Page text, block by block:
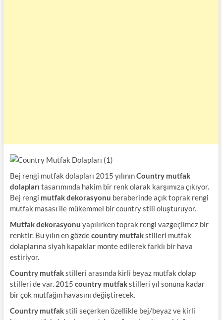
Bej rengi mutfak dolapları 2015 yılınınCountry mutfak
dolapları tasarımında hakim bir renk olarak karşımıza çıkıyor.
Bej rengi mutfak dekorasyonu beraberinde açık toprak rengi
mutfak masası ile mükemmel bir country stili oluşturuyor.
Mutfak dekorasyonu yapılırken toprak rengi vazgeçilmez bir
renktir. Bu yılın en gözdecountry mutfakstilleri mutfak
dolaplarına siyah kapaklar monte edilerek farklı bir hava
estiriyor.
Country mutfakstilleri arasında kirli beyaz mutfak dolap
stilleri de var. 2015 country mutfakstilleri yıl sonuna kadar
bir çok mutfağın havasını değiştirecek.
Country mutfakstili seçerken özellikle bej/beyaz ve kirli